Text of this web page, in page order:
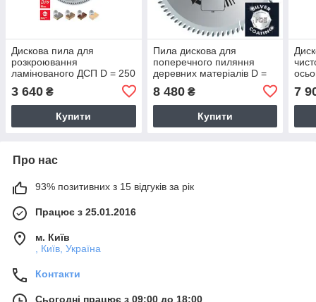
Дискова пила для
розкроювання
ламінованого ДСП D = 250
3 640 ₴
Купити
Пила дискова для
поперечного пиляння
деревних матеріалів D =
8 480₴
Купити
7
Про нас
93% позитивних з 15 відгуків за рік
Працює з 25.01.2016
м. Київ
, Київ, Україна
Контакти
Сьогодні працює з 09:00 до 18:00